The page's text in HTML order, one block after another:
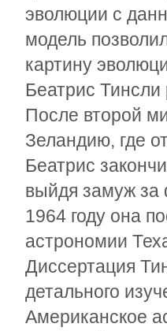
эволюции с
модель
картину
Беатрис Тинсли
После второй
Зеландию, где
Беатрис
выйдя замуж
1964 году она
астрономии
Диссертация
детального
Американское